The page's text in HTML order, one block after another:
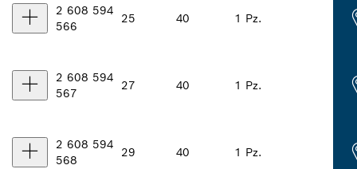
2 608 594
566
25 40 1 Pz.
2 608 594
567
27 40 1 Pz.
2 608 594
568
29 40 1 Pz.